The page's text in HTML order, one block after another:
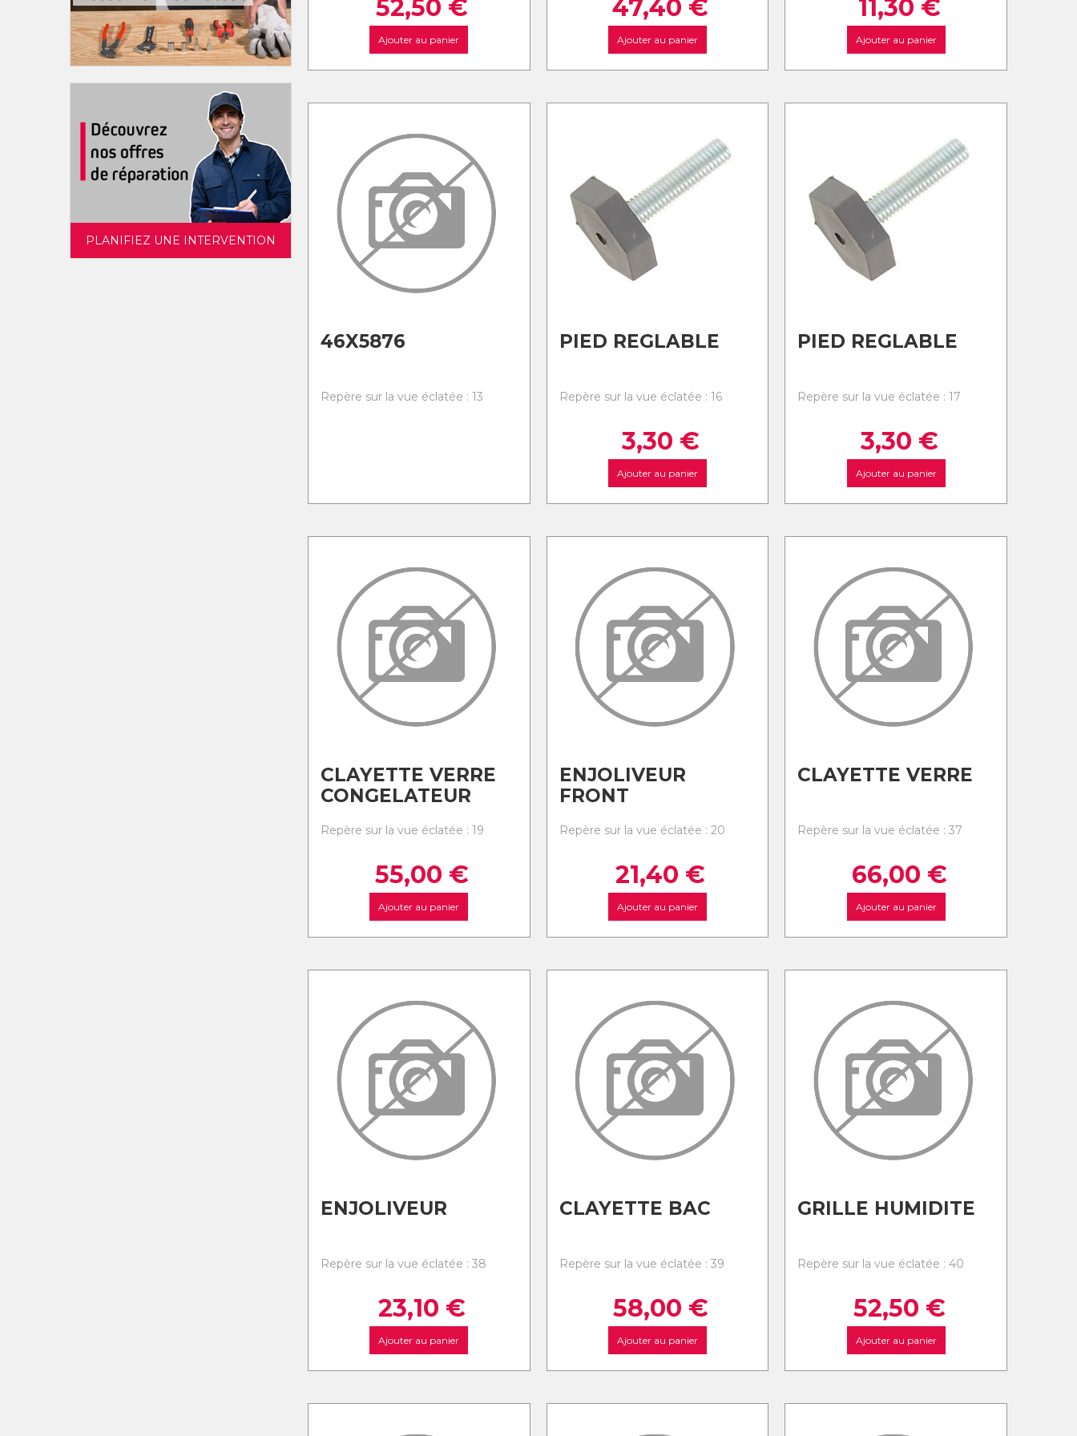
PLANIFIEZ UNE INTERVENTION
52,50 €
Ajouter au panier
47,40 €
Ajouter au panier
11,30 €
Ajouter au panier
46X5876
Repère sur la vue éclatée : 13
PIED REGLABLE
Repère sur la vue éclatée : 16
3,30 €
Ajouter au panier
PIED REGLABLE
Repère sur la vue éclatée : 17
3,30 €
Ajouter au panier
CLAYETTE VERRE
CONGELATEUR
Repère sur la vue éclatée : 19
55,00 €
Ajouter au panier
ENJOLIVEUR
FRONT
Repère sur la vue éclatée : 20
21,40 €
Ajouter au panier
CLAYETTE VERRE
Repère sur la vue éclatée : 37
66,00 €
Ajouter au panier
ENJOLIVEUR
Repère sur la vue éclatée : 38
23,10 €
Ajouter au panier
CLAYETTE BAC
Repère sur la vue éclatée : 39
58,00 €
Ajouter au panier
GRILLE HUMIDITE
Repère sur la vue éclatée : 40
52,50 €
Ajouter au panier